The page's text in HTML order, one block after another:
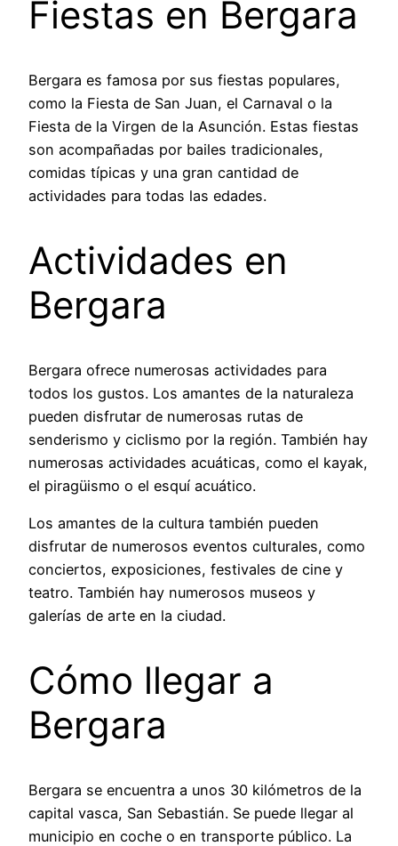
Fiestas en Bergara
Bergara es famosa por sus fiestas populares,
como la Fiesta de San Juan, el Carnaval o la
Fiesta de la Virgen de la Asunción. Estas fiestas
son acompañadas por bailes tradicionales,
comidas típicas y una gran cantidad de
actividades para todas las edades.
Actividades en
Bergara
Bergara ofrece numerosas actividades para
todos los gustos. Los amantes de la naturaleza
pueden disfrutar de numerosas rutas de
senderismo y ciclismo por la región. También hay
numerosas actividades acuáticas, como el kayak,
el piragüismo o el esquí acuático.
Los amantes de la cultura también pueden
disfrutar de numerosos eventos culturales, como
conciertos, exposiciones, festivales de cine y
teatro. También hay numerosos museos y
galerías de arte en la ciudad.
Cómo llegar a
Bergara
Bergara se encuentra a unos 30 kilómetros de la
capital vasca, San Sebastián. Se puede llegar al
municipio en coche o en transporte público. La